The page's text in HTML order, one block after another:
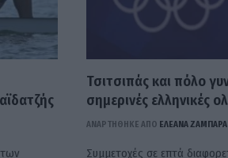
Τσιτσιπάς και πόλο
σημερινές ελληνικές
ΑΝΑΡΤΗΘΗΚΕ ΑΠΟ ΕΛΕΑΝΑ ΖΑΜΠΑΡΑ
Συμμετοχές σε επτά